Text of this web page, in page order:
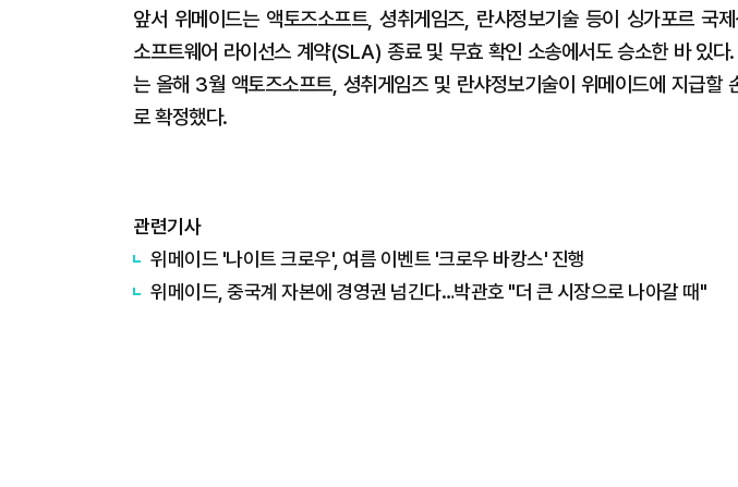
앞서 위메이드는 액토즈소프트, 셩취게임즈, 란샤정보기술 등이 싱가포르 국
소프트웨어 라이선스 계약(SLA) 종료 및 무효 확인 소송에서도 승소한 바 있
는 올해 3월 액토즈소프트, 셩취게임즈 및 란샤정보기술이 위메이드에 지급할
로 확정했다.
관련기사
위메이드 '나이트 크로우', 여름 이벤트 '크로우 바캉스' 진행
위메이드, 중국계 자본에 경영권 넘긴다…박관호 "더 큰 시장으로 나아갈 때"